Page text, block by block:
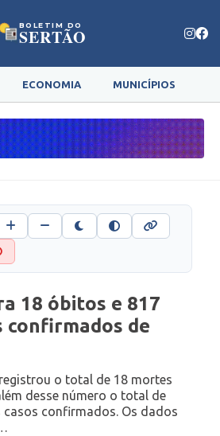
BOLETIM DO
SERTÃO
ECONOMIA MUNICÍPIOS
18 óbitos e 817
confirmados de
o total de 18 mortes
desse número o total de
casos confirmados. Os dados